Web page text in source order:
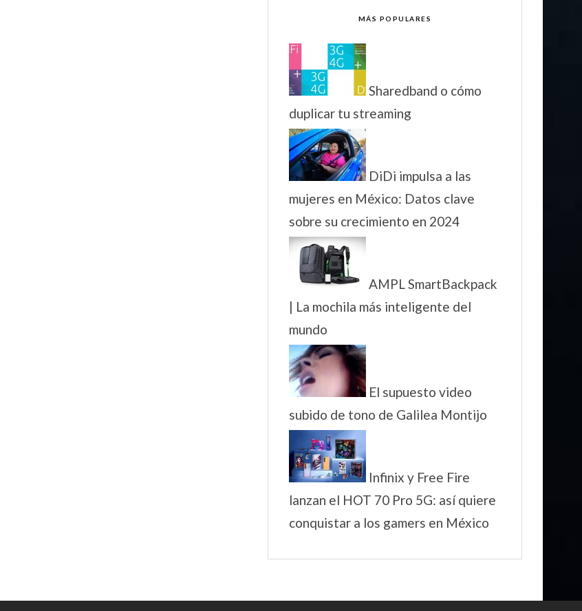
MÁS POPULARES
Sharedband o cómo
duplicar tu streaming
DiDi impulsa a las
mujeres en México: Datos clave
sobre su crecimiento en 2024
AMPL SmartBackpack
| La mochila más inteligente del
mundo
El supuesto video
subido de tono de Galilea Montijo
Infinix y Free Fire
lanzan el HOT 70 Pro 5G: así quiere
conquistar a los gamers en México